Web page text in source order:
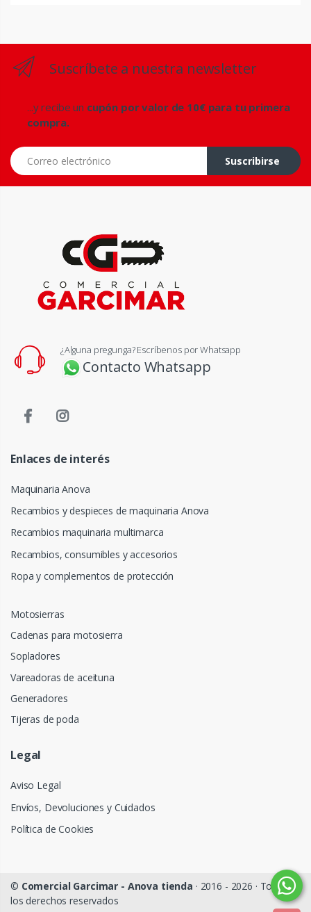
Suscríbete a nuestra newsletter
...y recibe un cupón por valor de 10€ para tu primera
compra.
Correo electrónico
Suscribirse
¿Alguna pregunga? Escríbenos por Whatsapp
Contacto Whatsapp
Enlaces de interés
Maquinaria Anova
Recambios y despieces de maquinaria Anova
Recambios maquinaria multimarca
Recambios, consumibles y accesorios
Ropa y complementos de protección
Motosierras
Cadenas para motosierra
Sopladores
Vareadoras de aceituna
Generadores
Tijeras de poda
Legal
Aviso Legal
Envíos, Devoluciones y Cuidados
Política de Cookies
© Comercial Garcimar - Anova tienda · 2016 - 2026 · Todos
los derechos reservados